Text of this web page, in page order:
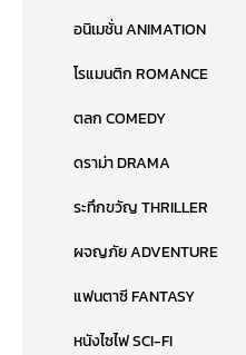
อนิเมชั่น ANIMATION
โรแมนติก ROMANCE
ตลก COMEDY
ดราม่า DRAMA
ระทึกขวัญ THRILLER
ผจญภัย ADVENTURE
แฟนตาซี FANTASY
หนังไซไฟ SCI-FI